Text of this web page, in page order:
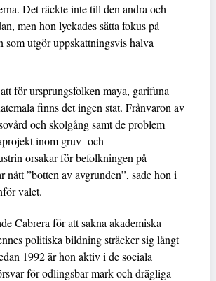
Det räckte inte till den andra och
men hon lyckades sätta fokus på
som utgör uppskattningsvis halva
för ursprungsfolken maya, garifuna
finns det ingen stat. Frånvaron av
och skolgång samt de problem
inom gruv- och
orsakar för befolkningen på
nått ”botten av avgrunden”, sade hon i
valet.
Cabrera för att sakna akademiska
politiska bildning sträcker sig långt
1992 är hon aktiv i de sociala
för odlingsbar mark och drägliga